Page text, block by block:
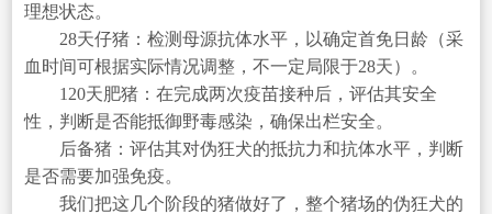
理想状态。
28天仔猪：检测母源抗体水平，以确定首免日龄（采
血时间可根据实际情况调整，不一定局限于28天）。
120天肥猪：在完成两次疫苗接种后，评估其安全
性，判断是否能抵御野毒感染，确保出栏安全。
后备猪：评估其对伪狂犬的抵抗力和抗体水平，判断
是否需要加强免疫。
我们把这几个阶段的猪做好了，整个猪场的伪狂犬的